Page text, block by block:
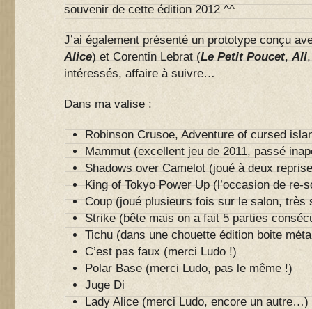
souvenir de cette édition 2012 ^^
J’ai également présenté un prototype conçu
Alice) et Corentin Lebrat (Le Petit Poucet,Ali
intéressés, affaire à suivre…
Dans ma valise :
Robinson Crusoe, Adventure of cursed
Mammut (excellent jeu de 2011, passé
Shadows over Camelot (joué à deux
King of Tokyo Power Up (l’occasion de re-
Coup (joué plusieurs fois sur le salon, très
Strike (bête mais on a fait 5 parties
Tichu (dans une chouette édition boite
C’est pas faux (merci Ludo !)
Polar Base (merci Ludo, pas le même !)
Juge Di
Lady Alice (merci Ludo, encore un autre…)